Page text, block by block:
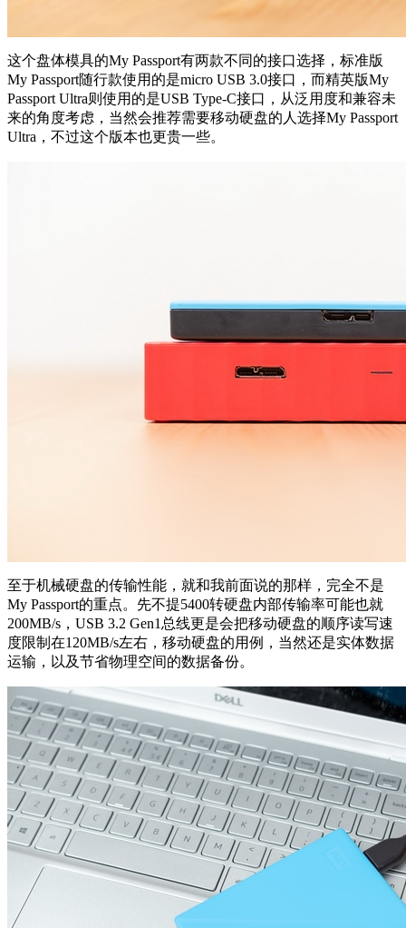
这个盘体模具的My Passport有两款不同的接口选择，标准版
My Passport随行款使用的是micro USB 3.0接口，而精英版My
Passport Ultra则使用的是USB Type-C接口，从泛用度和兼容未
来的角度考虑，当然会推荐需要移动硬盘的人选择My Passport
Ultra，不过这个版本也更贵一些。
至于机械硬盘的传输性能，就和我前面说的那样，完全不是
My Passport的重点。先不提5400转硬盘内部传输率可能也就
200MB/s，USB 3.2 Gen1总线更是会把移动硬盘的顺序读写速
度限制在120MB/s左右，移动硬盘的用例，当然还是实体数据
运输，以及节省物理空间的数据备份。